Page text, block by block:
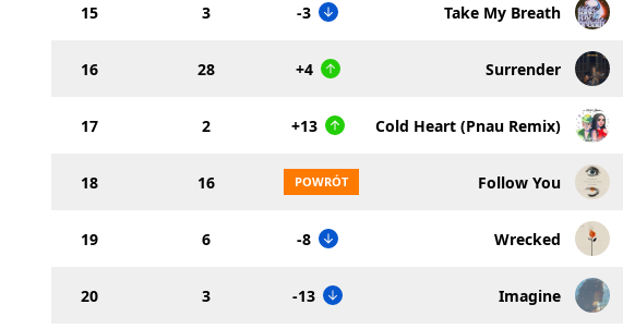
15 3 -3 Take My Breath
16 28 +4 Surrender
17 2 +13 Cold Heart (Pnau Remix)
18 16 Follow You
19 6 -8 Wrecked
20 3 -13 Imagine